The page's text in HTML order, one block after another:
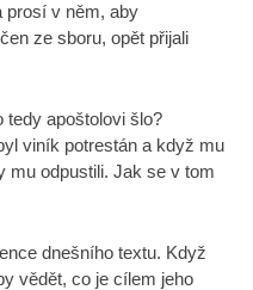
prosí v něm, aby
ze sboru, opět přijali
tedy apoštolovi šlo?
viník potrestán a když mu
mu odpustili. Jak se v tom
dnešního textu. Když
vědět, co je cílem jeho